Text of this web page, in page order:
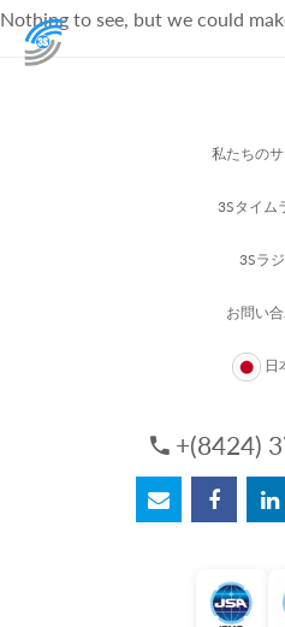
Nothing to see, but we could
私たちの
3Sタイム
3Sラ
お問い
日
+(8424)